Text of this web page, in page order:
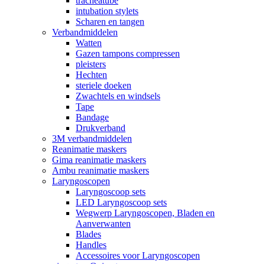
intubation stylets
Scharen en tangen
Verbandmiddelen
Watten
Gazen tampons compressen
pleisters
Hechten
steriele doeken
Zwachtels en windsels
Tape
Bandage
Drukverband
3M verbandmiddelen
Reanimatie maskers
Gima reanimatie maskers
Ambu reanimatie maskers
Laryngoscopen
Laryngoscoop sets
LED Laryngoscoop sets
Wegwerp Laryngoscopen, Bladen en
Aanverwanten
Blades
Handles
Accessoires voor Laryngoscopen